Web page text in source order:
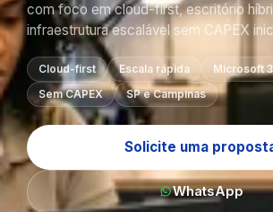
com foco em cloud-first, escritório
infraestrutura escalável sem CAPEX
Cloud-first Escala rápida
Microsoft
Sem CAPEX
SP e Campinas
Solicite uma
WhatsApp